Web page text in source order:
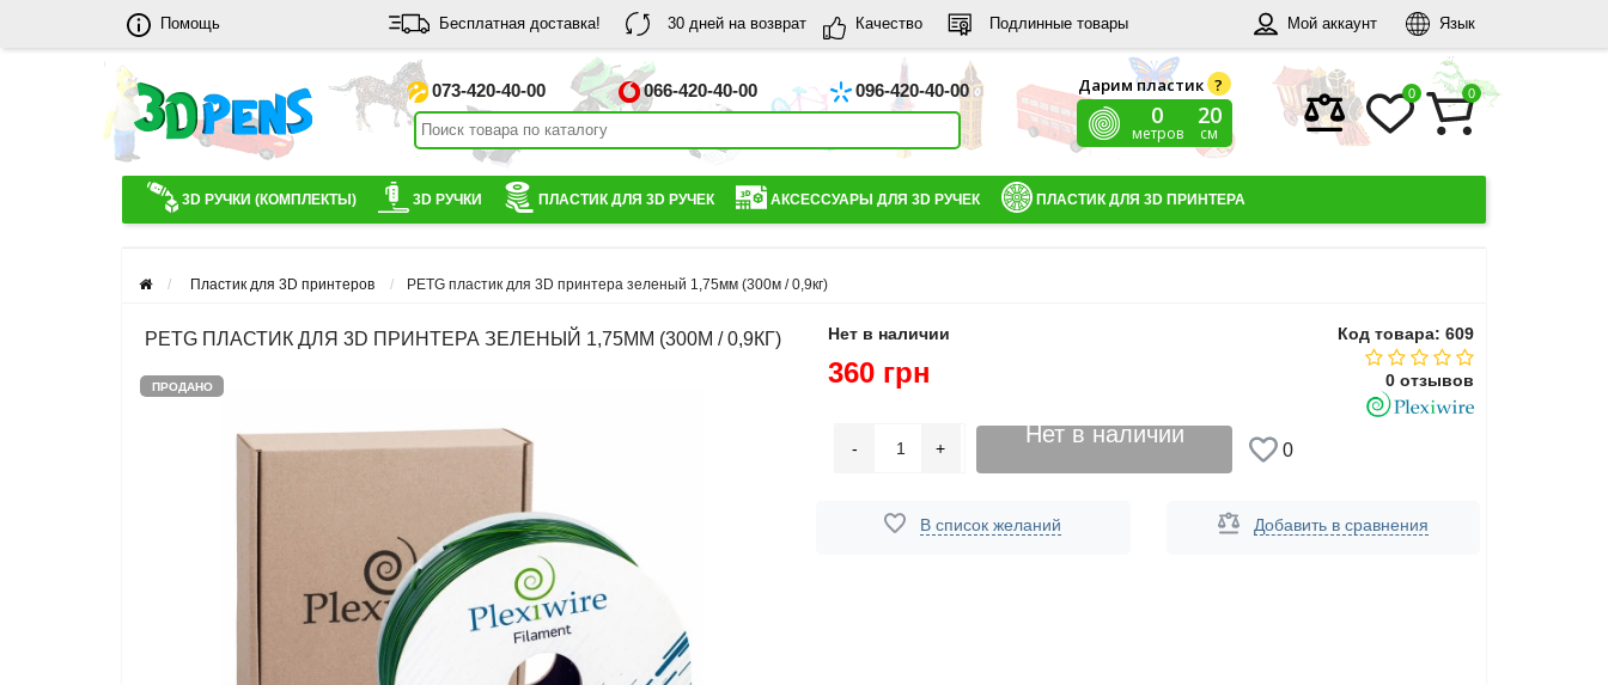
Помощь Бесплатная доставка! 30 дней на возврат Качество Подлинные товары Мой аккаунт Язык
073-420-40-00 066-420-40-00 096-420-40-00 Дарим пластик ?
0
метров
21
см
0 0
3D РУЧКИ (КОМПЛЕКТЫ) 3D РУЧКИ ПЛАСТИК ДЛЯ 3D РУЧЕК АКСЕССУАРЫ ДЛЯ 3D РУЧЕК ПЛАСТИК ДЛЯ 3D ПРИНТЕРА
Пластик для 3D принтеров PETG пластик для 3D принтера зеленый 1,75мм (300м / 0,9кг)
PETG ПЛАСТИК ДЛЯ 3D ПРИНТЕРА ЗЕЛЕНЫЙ 1,75ММ (300М / 0,9КГ)
ПРОДАНО
Нет в наличии Код товара: 609
0 отзывов
360 грн
+
-
Нет в наличии
0
В список желаний Добавить в сравнения